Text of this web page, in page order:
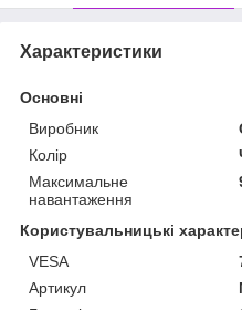
Характеристики
Основні
Виробник
Колір
Максимальне
навантаження
Користувальницькі
VESA
Артикул